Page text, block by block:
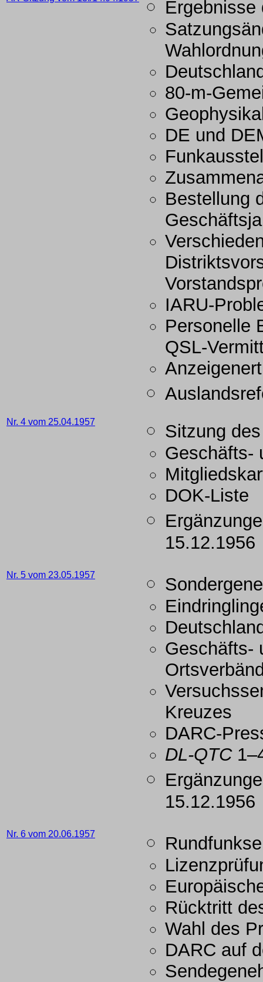
Ergebnisse
80-m-
DE und
Bestellung
IARU-
Personelle
QSL-
Nr. 4 vom 25.04.1957
Sitzung
Geschäfts-
DOK-Liste
15.12.1956
Nr. 5 vom 23.05.1957
Geschäfts-
Kreuzes
DARC-
DL-QTC
15.12.1956
Nr. 6 vom 20.06.1957
Rücktritt
Wahl des
DARC auf